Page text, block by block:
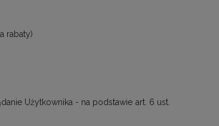
rabaty)
Użytkownika - na podstawie art. 6 ust.